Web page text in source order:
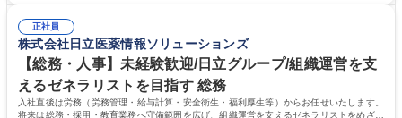
でも質問・相談できる環境が整っているため、安心して成長できます。 募
集職種 【森ビルG】人事・総務◆賞与5ヶ月◆年休120日◆残業少なめ◆
リモート可
務に挑戦できるため、自身の成長と組織への貢献度をダイレクトに実感で
きます。 残業少なめ、週1日リモート可など、ワークライフバランスを保
ち長期活躍できる環境です。 「これまでの幅広い経験を活かし、長期的な
キャリアを築きたい」という前向きな意欲と挑戦を全力で応援します。 学
歴・資格 学歴：大学院 大学 高専 短大 専修学校 高校 語学力： 資格：日商
簿記検定1級 日商簿記検定2級 日商簿記検定3級
正社員
株式会社日立医薬情報ソリューションズ
【総務・人事】未経験歓迎/日立グループ/組織運営を支
えるゼネラリストを目指す 総務
入社直後は労務（労務管理・給与計算・安全衛生・福利厚生等）からお任せいたします。
将来は総務・採用・教育業務へ守備範囲を広げ、組織運営を支えるゼネラリストをめざせ